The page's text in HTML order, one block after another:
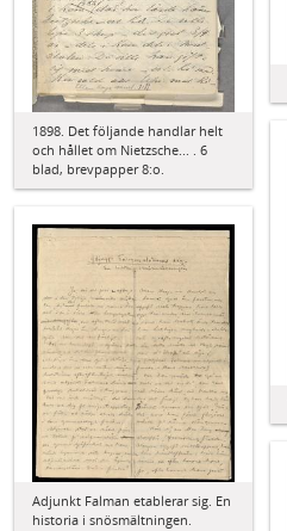
1898. Det följande handlar helt
och hållet om Nietzsche... . 6
blad, brevpapper 8:o.
Adjunkt Falman etablerar sig. En
historia i snösmältningen.